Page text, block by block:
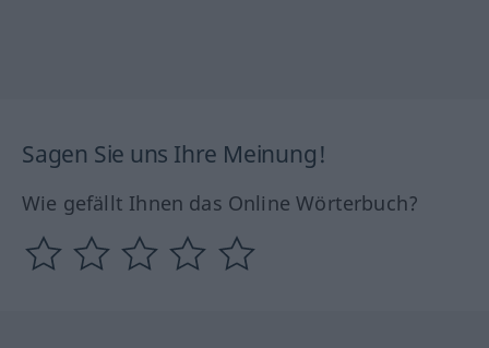
Sagen Sie uns Ihre Meinung!
Wie gefällt Ihnen das Online Wörterbuch?